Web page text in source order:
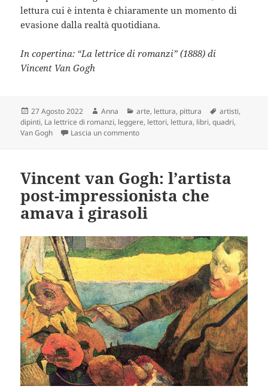
lettura cui è intenta è chiaramente un momento di
evasione dalla realtà quotidiana.
In copertina: “La lettrice di romanzi” (1888) di
Vincent Van Gogh
Scritto
il
27 Agosto 2022 Autore
Anna Categorie
arte, lettura, pittura Tag
artisti,
dipinti, La lettrice di romanzi, leggere, lettori, lettura, libri,quadri,
Van Gogh
Lascia un commentosu Vincent van Gogh: un artista e un
Vincent van Gogh: l’artista
post-impressionista che
amava i girasoli